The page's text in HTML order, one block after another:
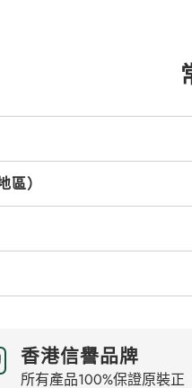
）
香港信譽品牌
所有產品100%保證原裝正